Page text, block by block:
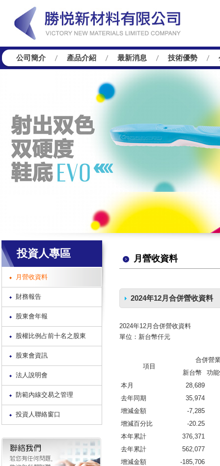
公司簡介 產品介紹 最新消息 技術優勢
投資人專區
月營收資料
財務報告
股東會年報
股權比例占前十名之股東
股東會資訊
法人說明會
防範內線交易之管理
投資人聯絡窗口
月營收資料
2024年12月合併營收資料
2024年12月合併營收資料
單位：新台幣仟元
項目
合併營
新台幣
功
本月
28,689
去年同期
35,974
增減金額
-7,285
增減百分比
-20.25
本年累計
376,371
去年累計
562,077
增減金額
-185,706